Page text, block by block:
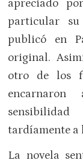
apreciado
particular
publicó en
original.
otro de los
tardíamente a
La novela